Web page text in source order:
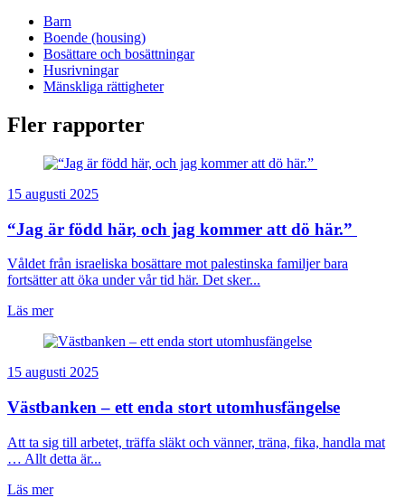
Barn
Boende (housing)
Bosättare och bosättningar
Husrivningar
Mänskliga rättigheter
Fler rapporter
15 augusti 2025
“Jag är född här, och jag kommer att dö här.”
Våldet från israeliska bosättare mot palestinska familjer bara
fortsätter att öka under vår tid här. Det sker...
Läs mer
15 augusti 2025
Västbanken – ett enda stort utomhusfängelse
Att ta sig till arbetet, träffa släkt och vänner, träna, fika, handla mat
… Allt detta är...
Läs mer